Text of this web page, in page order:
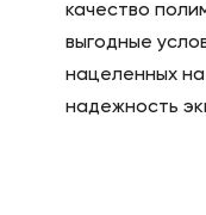
качество
выгодные
нацеленных
надежность